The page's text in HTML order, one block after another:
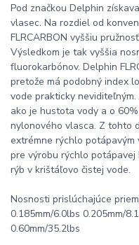
Pod značkou Delphin
vlasec. Na rozdiel od
FLRCARBON vyššiu
Výsledkom je tak vyššia
fluorokarbónov. Delphin
pretože má podobný index
vode prakticky
ako je hustota vody a o
nylonového vlasca. Z tohto
extrémne rýchlo
pre výrobu rýchlo
rýb v krištáľovo čistej vode.
Nosnosti prislúchajúce
0.185mm/6.0lbs 0.205mm/
0.60mm/35.2lbs